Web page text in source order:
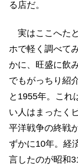
る店だ。
実はここへた
ホで軽く調べて
かに、旺盛に飲
でもがっちり紹
と1955年。これ
い人はまったく
平洋戦争の終戦
ずかに10年。経
言したのが昭和